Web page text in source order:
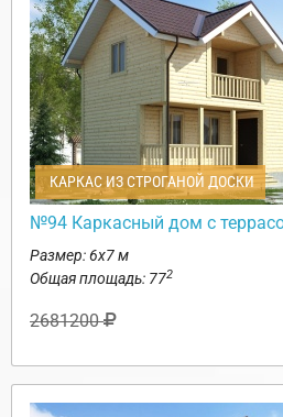
КАРКАС ИЗ СТРОГАНОЙ ДОСКИ
№94 Каркасный дом с
Размер: 6х7 м
Общая площадь: 772
2681200